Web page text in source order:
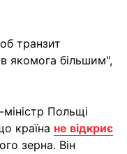
транзит
якомога більшим",
Польщі
країна не відкриє
зерна. Він